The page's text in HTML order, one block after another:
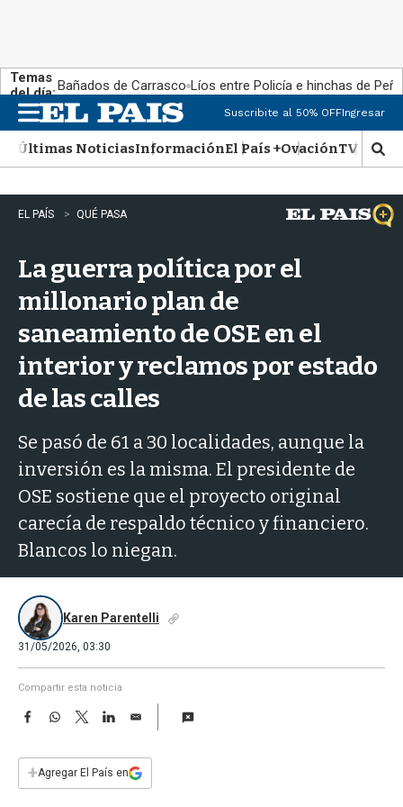
Temas
del día:Bañados de Carrasco Líos entre Policía e hinchas de
n
u
Suscribite al 50% OFFIngresar
Últimas NoticiasInformaciónEl País +OvaciónTV Show
M
o
s
t
r
EL PAÍS QUÉ PASA
La guerra política por el
millonario plan de
saneamiento de OSE en el
interior y reclamos por estado
de las calles
Se pasó de 61 a 30 localidades, aunque la
inversión es la misma. El presidente de
OSE sostiene que el proyecto original
carecía de respaldo técnico y financiero.
Blancos lo niegan.
Karen Parentelli
31/05/2026, 03:30
Compartir esta noticia
F
e
b
W
s
T
w
t
L
E
i
l
+Agregar El País en